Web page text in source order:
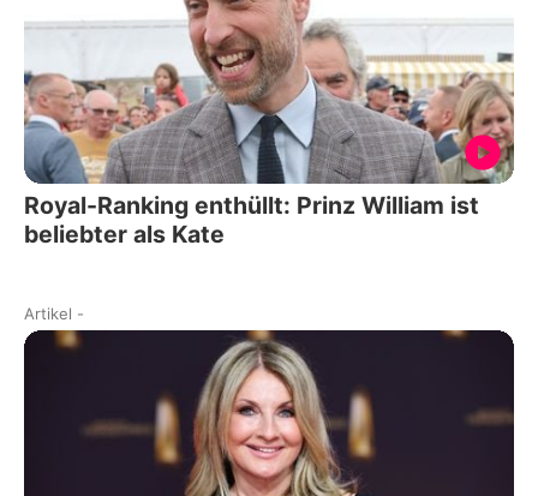
Royal-Ranking enthüllt: Prinz William ist
beliebter als Kate
Artikel -